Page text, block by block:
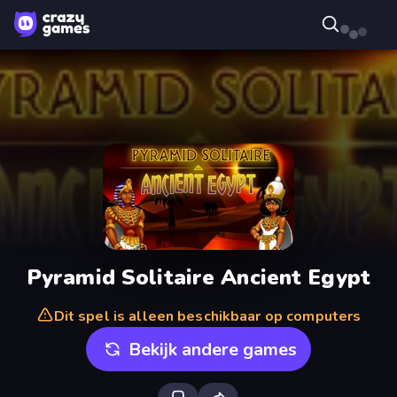
Pyramid Solitaire Ancient Egypt
Dit spel is alleen beschikbaar op computers
Bekijk andere games